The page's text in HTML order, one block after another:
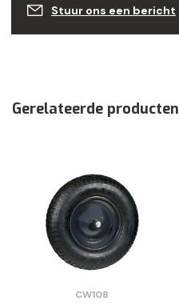
Stuur ons een bericht
Gerelateerde producten
CW108